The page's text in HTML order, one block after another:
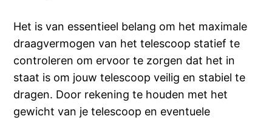
Het is van essentieel belang om het maximale
draagvermogen van het telescoop statief te
controleren om ervoor te zorgen dat het in
staat is om jouw telescoop veilig en stabiel te
dragen. Door rekening te houden met het
gewicht van je telescoop en eventuele